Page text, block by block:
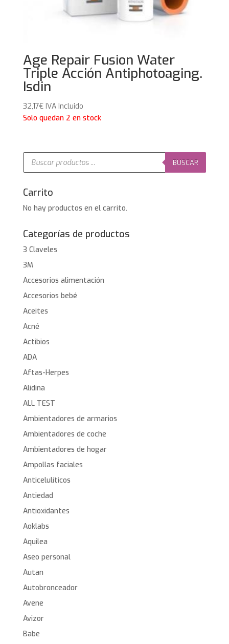
Age Repair Fusion Water
Triple Acción Antiphotoaging.
Isdin
32,17€ IVA Incluido
Solo quedan 2 en stock
Búsqueda
productos
BUSCAR
Carrito
No hay productos en el carrito.
Categorías de productos
3 Claveles
3M
Accesorios alimentación
Accesorios bebé
Aceites
Acné
Actibios
ADA
Aftas-Herpes
Alidina
ALL TEST
Ambientadores de armarios
Ambientadores de coche
Ambientadores de hogar
Ampollas faciales
Anticelulíticos
Antiedad
Antioxidantes
Aoklabs
Aquilea
Aseo personal
Autan
Autobronceador
Avene
Avizor
Babe